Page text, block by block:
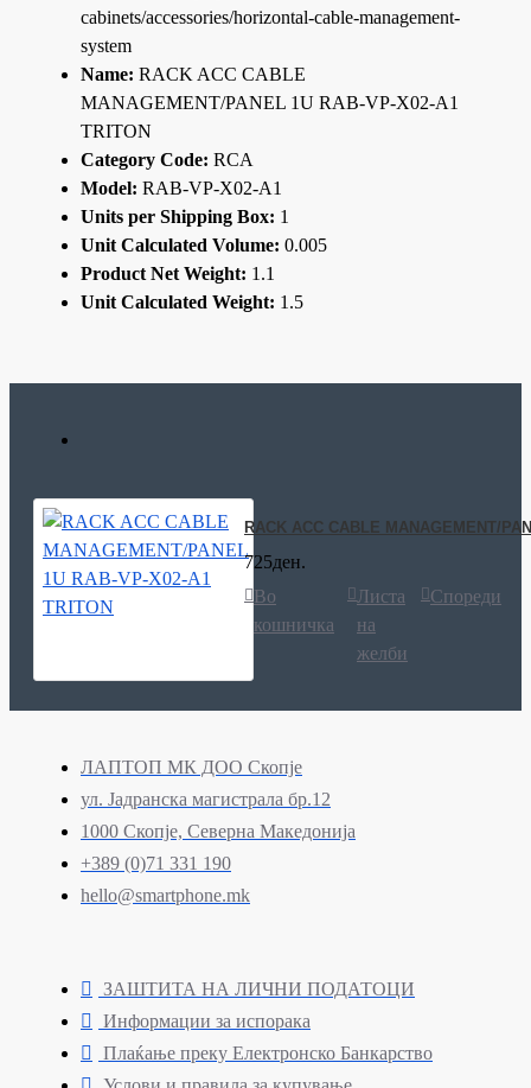
cabinets/accessories/horizontal-cable-management-
system
Name: RACK ACC CABLE
MANAGEMENT/PANEL 1U RAB-VP-X02-A1
TRITON
Category Code: RCA
Model: RAB-VP-X02-A1
Units per Shipping Box: 1
Unit Calculated Volume: 0.005
Product Net Weight: 1.1
Unit Calculated Weight: 1.5
RACK ACC CABLE MANAGEMENT/
725ден.
Во
кошничка
Листа
на
желби
Спореди
ЛАПТОП МК ДОО Скопје
ул. Јадранска магистрала бр.12
1000 Скопје, Северна Македонија
+389 (0)71 331 190
hello@smartphone.mk
ЗАШТИТА НА ЛИЧНИ ПОДАТОЦИ
Информации за испорака
Плаќање преку Електронско Банкарство